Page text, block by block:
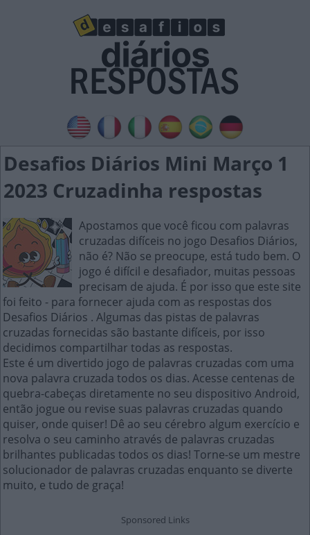
Desafios Diários Mini Março 1
2023 Cruzadinha respostas
Apostamos que você ficou com palavras
cruzadas difíceis no jogo Desafios Diários,
não é? Não se preocupe, está tudo bem. O
jogo é difícil e desafiador, muitas pessoas
precisam de ajuda. É por isso que este site
foi feito - para fornecer ajuda com as respostas dos
Desafios Diários . Algumas das pistas de palavras
cruzadas fornecidas são bastante difíceis, por isso
decidimos compartilhar todas as respostas.
Este é um divertido jogo de palavras cruzadas com uma
nova palavra cruzada todos os dias. Acesse centenas de
quebra-cabeças diretamente no seu dispositivo Android,
então jogue ou revise suas palavras cruzadas quando
quiser, onde quiser! Dê ao seu cérebro algum exercício e
resolva o seu caminho através de palavras cruzadas
brilhantes publicadas todos os dias! Torne-se um mestre
solucionador de palavras cruzadas enquanto se diverte
muito, e tudo de graça!